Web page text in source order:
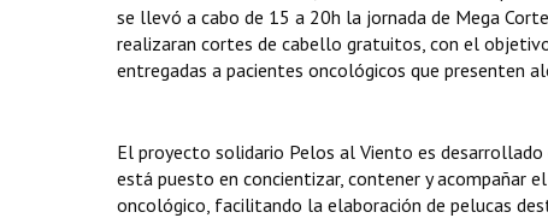
se llevó a cabo de 15 a 20h la jornada de Mega
realizaran cortes de cabello gratuitos, con el
entregadas a pacientes oncológicos que presenten
El proyecto solidario Pelos al Viento es
está puesto en concientizar, contener y acompañar
oncológico, facilitando la elaboración de pelucas